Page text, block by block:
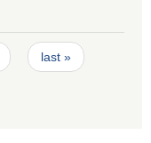
last »